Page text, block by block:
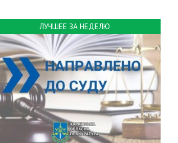
ЛУЧШЕЕ ЗА НЕДЕЛЮ